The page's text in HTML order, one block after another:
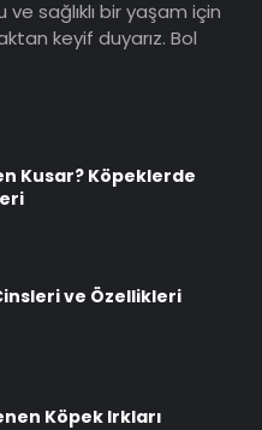
sağlıklı bir yaşam için
keyif duyarız. Bol
Kusar? Köpeklerde
ve Özellikleri
Köpek Irkları